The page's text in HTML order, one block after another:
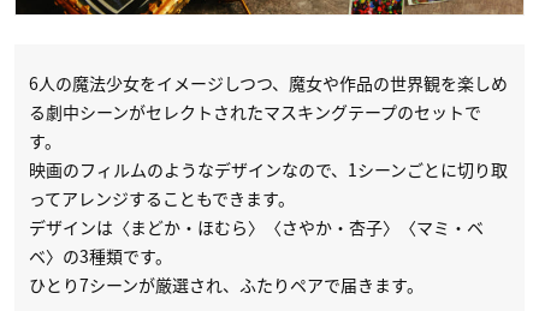
6人の魔法少女をイメージしつつ、魔女や作品の世界観を楽しめ
る劇中シーンがセレクトされたマスキングテープのセットで
す。
映画のフィルムのようなデザインなので、1シーンごとに切り取
ってアレンジすることもできます。
デザインは〈まどか・ほむら〉〈さやか・杏子〉〈マミ・ベ
ベ〉の3種類です。
ひとり7シーンが厳選され、ふたりペアで届きます。